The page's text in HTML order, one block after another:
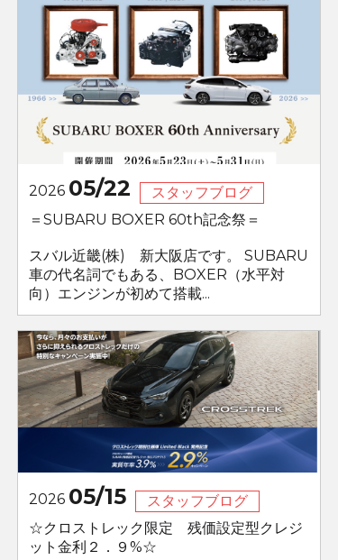
2026 05/22
スタッフブログ
＝SUBARU BOXER 60th記念祭＝
スバル近畿(株) 新大阪店です。 SUBARU
車の代名詞でもある、BOXER（水平対
向）エンジンが初めて搭載...
2026 05/15
スタッフブログ
☆クロストレック限定 残価設定型クレジ
ット金利２．９%☆